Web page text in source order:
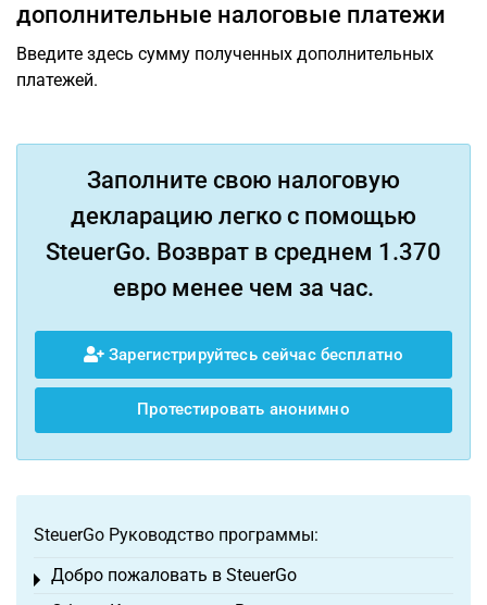
дополнительные налоговые платежи
Введите здесь сумму полученных дополнительных
платежей.
Заполните свою налоговую
декларацию легко с помощью
SteuerGo. Возврат в среднем 1.370
евро менее чем за час.
Зарегистрируйтесь сейчас бесплатно
Протестировать анонимно
SteuerGo Руководство программы:
Добро пожаловать в SteuerGo
Toggle menu